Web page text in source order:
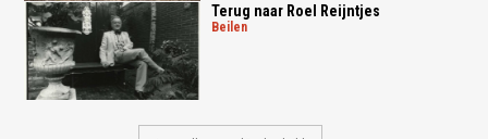
Terug naar Roel Reijntjes
beilen